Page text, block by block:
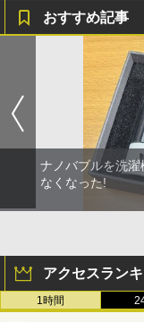
おすすめ記事
ナノバブルを洗
なくなった!
アクセスラン
1時間